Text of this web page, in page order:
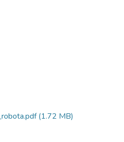
(1.72 MB)